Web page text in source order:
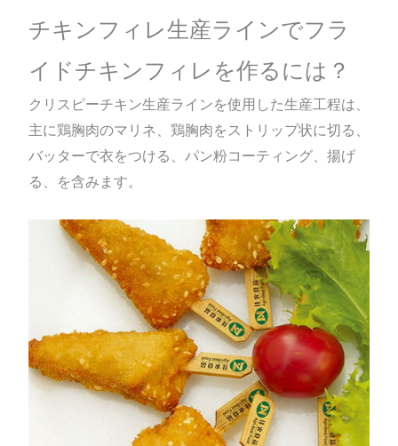
チキンフィレ生産ラインでフラ
イドチキンフィレを作るには？
クリスピーチキン生産ラインを使用した生産工程は、
主に鶏胸肉のマリネ、鶏胸肉をストリップ状に切る、
バッターで衣をつける、パン粉コーティング、揚げ
る、を含みます。